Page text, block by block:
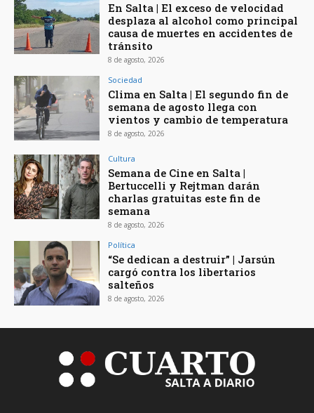
En Salta | El exceso de velocidad
desplaza al alcohol como principal
causa de muertes en accidentes de
tránsito
8 de agosto, 2026
Sociedad
Clima en Salta | El segundo fin de
semana de agosto llega con
vientos y cambio de temperatura
8 de agosto, 2026
Cultura
Semana de Cine en Salta |
Bertuccelli y Rejtman darán
charlas gratuitas este fin de
semana
8 de agosto, 2026
Política
“Se dedican a destruir” | Jarsún
cargó contra los libertarios
salteños
8 de agosto, 2026